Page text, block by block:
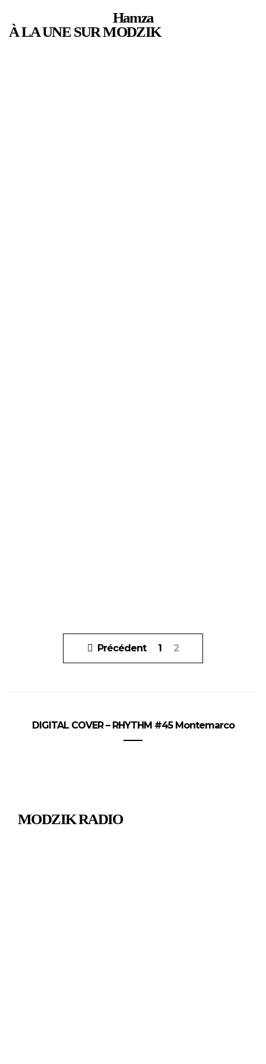
Hamza
À LA UNE SUR MODZIK
Pagination
publications
Précédent 1 2
DIGITAL COVER – RHYTHM #45 Montemarco
MODZIK RADIO